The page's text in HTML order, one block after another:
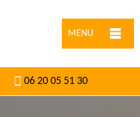
MENU
06 20 05 51 30